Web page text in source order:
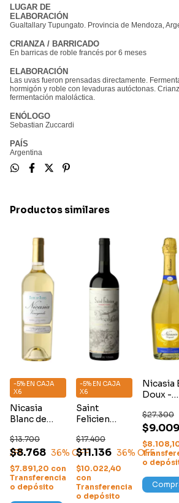
LUGAR DE
ELABORACIÓN
Gualtallary Tupungato. Provincia de Mendoza,
CRIANZA / BARRICADO
En barricas de roble francés por 6 meses
ELABORACIÓN
Las uvas fueron prensadas directamente.
hormigón y roble con levaduras autóctonas.
fermentación maloláctica.
ENÓLOGO
Sebastian Zuccardi
PAÍS
Argentina
Productos similares
OFF
Nicasia
Blanc de
$8.768
$13.700
36% OFF
-5% EN CAJA
X6
$7.891,20 con
Transferencia
o depósito
Saint
Felicien
Franc
$11.136
$17.400
36% OFF
-5% EN CAJA
X6
$10.022,40
con
Transferencia
o depósito
Nicasia
Doux -
$9.009
$27.300
o